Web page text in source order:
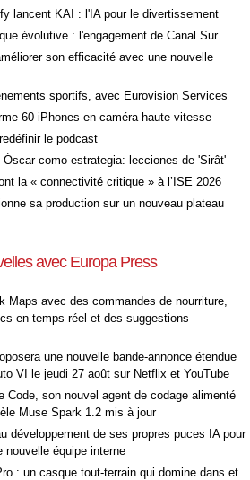
lancent KAI : l'IA pour le divertissement
évolutive : l'engagement de Canal Sur
son efficacité avec une nouvelle
sportifs, avec Eurovision Services
60 iPhones en caméra haute vitesse
le podcast
Óscar como estrategia: lecciones de 'Sirât'
la « connectivité critique » à l’ISE 2026
sa production sur un nouveau plateau
avec Europa Press
Maps avec des commandes de nourriture,
en temps réel et des suggestions
une nouvelle bande-annonce étendue
VI le jeudi 27 août sur Netflix et YouTube
Code, son nouvel agent de codage alimenté
Muse Spark 1.2 mis à jour
développement de ses propres puces IA pour
nouvelle équipe interne
: un casque tout-terrain qui domine dans et